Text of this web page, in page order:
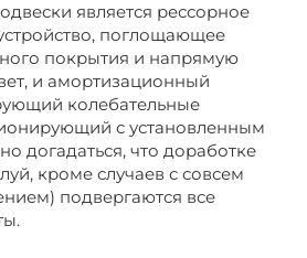
является рессорное
поглощающее
покрытия и напрямую
и амортизационный
колебательные
с установленным
догадаться, что доработке
кроме случаев с совсем
подвергаются все